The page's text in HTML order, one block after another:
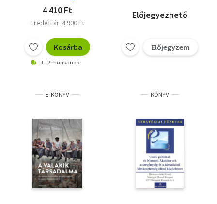
4 410 Ft
Eredeti ár: 4 900 Ft
Kosárba
1 - 2 munkanap
Előjegyezhető
Előjegyzem
E-KÖNYV KÖNYV